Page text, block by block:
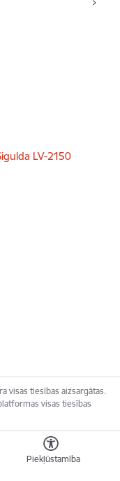
Piekļūstamība
LV-2150
visas tiesības aizsargātas.
visas tiesības